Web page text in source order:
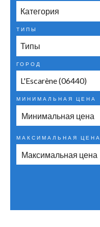
Категория
ТИПЫ
Типы
ГОРОД
L'Escarène (06440)
МИНИМАЛЬНАЯ ЦЕНА
МАКСИМАЛЬНАЯ ЦЕНА